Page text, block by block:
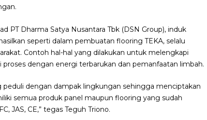
PT Dharma Satya Nusantara Tbk (DSN Group), induk
seperti dalam pembuatan flooring TEKA, selalu
Contoh hal-hal yang dilakukan untuk melengkapi
dengan energi terbarukan dan pemanfaatan limbah.
peduli dengan dampak lingkungan sehingga menciptakan
semua produk panel maupun flooring yang sudah
JAS, CE,” tegas Teguh Triono.